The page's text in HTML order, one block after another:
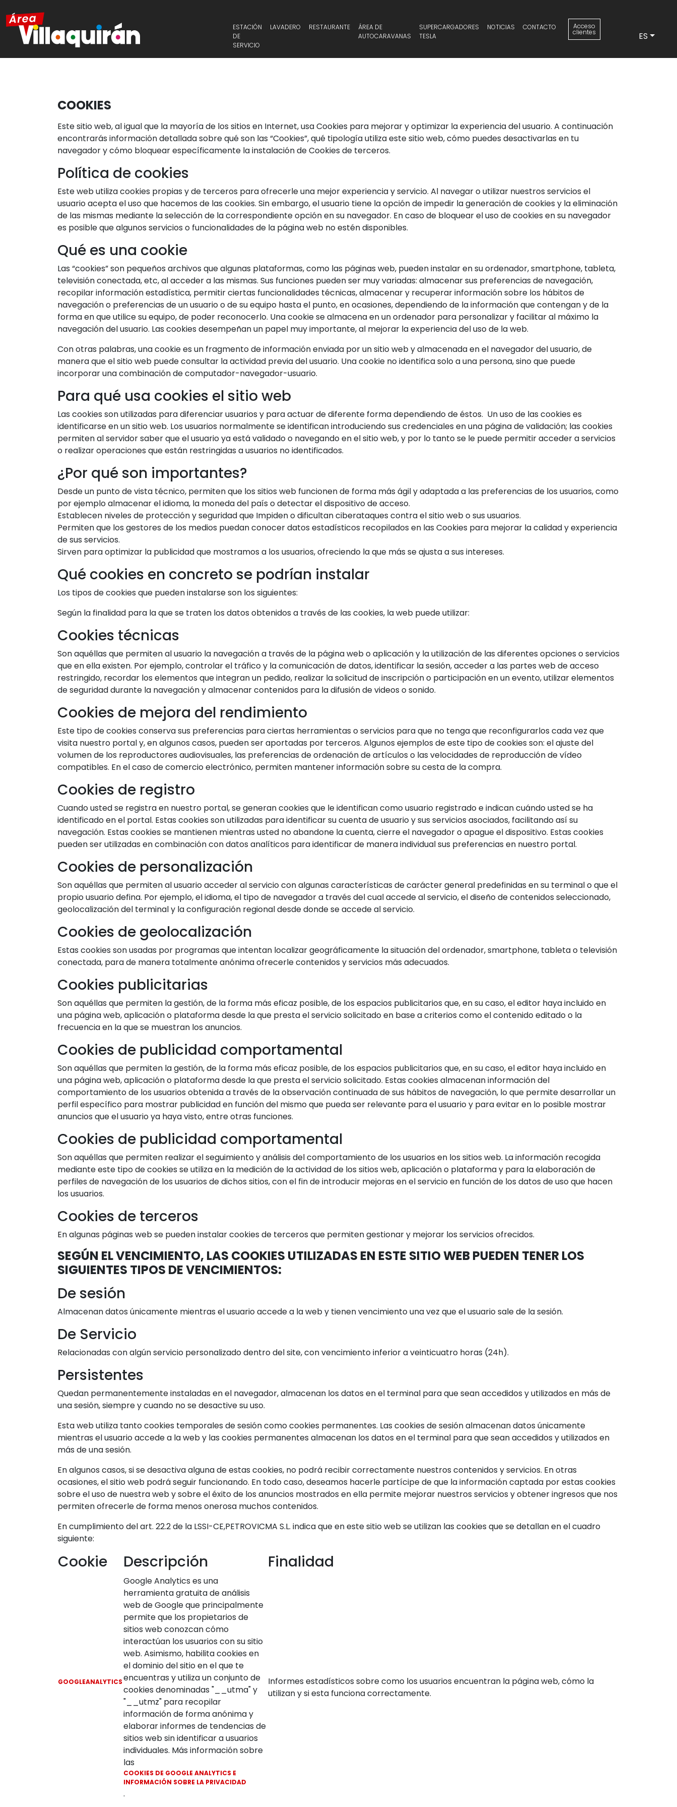
ESTACIÓN
DE
SERVICIO
LAVADERO RESTAURANTE
ÁREA DE
AUTOCARAVANAS
SUPERCARGADORES
TESLA
NOTICIAS CONTACTO Acceso
clientes ES
COOKIES
Este sitio web, al igual que la mayoría de los sitios en Internet, usa Cookies para mejorar y optimizar la experiencia del usuario. A continuación
encontrarás información detallada sobre qué son las “Cookies”, qué tipología utiliza este sitio web, cómo puedes desactivarlas en tu
navegador y cómo bloquear específicamente la instalación de Cookies de terceros.
Política de cookies
Este web utiliza cookies propias y de terceros para ofrecerle una mejor experiencia y servicio. Al navegar o utilizar nuestros servicios el
usuario acepta el uso que hacemos de las cookies. Sin embargo, el usuario tiene la opción de impedir la generación de cookies y la eliminación
de las mismas mediante la selección de la correspondiente opción en su navegador. En caso de bloquear el uso de cookies en su navegador
es posible que algunos servicios o funcionalidades de la página web no estén disponibles.
Qué es una cookie
Las “cookies” son pequeños archivos que algunas plataformas, como las páginas web, pueden instalar en su ordenador, smartphone, tableta,
televisión conectada, etc, al acceder a las mismas. Sus funciones pueden ser muy variadas: almacenar sus preferencias de navegación,
recopilar información estadística, permitir ciertas funcionalidades técnicas, almacenar y recuperar información sobre los hábitos de
navegación o preferencias de un usuario o de su equipo hasta el punto, en ocasiones, dependiendo de la información que contengan y de la
forma en que utilice su equipo, de poder reconocerlo. Una cookie se almacena en un ordenador para personalizar y facilitar al máximo la
navegación del usuario. Las cookies desempeñan un papel muy importante, al mejorar la experiencia del uso de la web.
Con otras palabras, una cookie es un fragmento de información enviada por un sitio web y almacenada en el navegador del usuario, de
manera que el sitio web puede consultar la actividad previa del usuario. Una cookie no identifica solo a una persona, sino que puede
incorporar una combinación de computador-navegador-usuario.
Para qué usa cookies el sitio web
Las cookies son utilizadas para diferenciar usuarios y para actuar de diferente forma dependiendo de éstos. Un uso de las cookies es
identificarse en un sitio web. Los usuarios normalmente se identifican introduciendo sus credenciales en una página de validación; las cookies
permiten al servidor saber que el usuario ya está validado o navegando en el sitio web, y por lo tanto se le puede permitir acceder a servicios
o realizar operaciones que están restringidas a usuarios no identificados.
¿Por qué son importantes?
Desde un punto de vista técnico, permiten que los sitios web funcionen de forma más ágil y adaptada a las preferencias de los usuarios, como
por ejemplo almacenar el idioma, la moneda del país o detectar el dispositivo de acceso.
Establecen niveles de protección y seguridad que Impiden o dificultan ciberataques contra el sitio web o sus usuarios.
Permiten que los gestores de los medios puedan conocer datos estadísticos recopilados en las Cookies para mejorar la calidad y experiencia
de sus servicios.
Sirven para optimizar la publicidad que mostramos a los usuarios, ofreciendo la que más se ajusta a sus intereses.
Qué cookies en concreto se podrían instalar
Los tipos de cookies que pueden instalarse son los siguientes:
Según la finalidad para la que se traten los datos obtenidos a través de las cookies, la web puede utilizar:
Cookies técnicas
Son aquéllas que permiten al usuario la navegación a través de la página web o aplicación y la utilización de las diferentes opciones o servicios
que en ella existen. Por ejemplo, controlar el tráfico y la comunicación de datos, identificar la sesión, acceder a las partes web de acceso
restringido, recordar los elementos que integran un pedido, realizar la solicitud de inscripción o participación en un evento, utilizar elementos
de seguridad durante la navegación y almacenar contenidos para la difusión de videos o sonido.
Cookies de mejora del rendimiento
Este tipo de cookies conserva sus preferencias para ciertas herramientas o servicios para que no tenga que reconfigurarlos cada vez que
visita nuestro portal y, en algunos casos, pueden ser aportadas por terceros. Algunos ejemplos de este tipo de cookies son: el ajuste del
volumen de los reproductores audiovisuales, las preferencias de ordenación de artículos o las velocidades de reproducción de vídeo
compatibles. En el caso de comercio electrónico, permiten mantener información sobre su cesta de la compra.
Cookies de registro
Cuando usted se registra en nuestro portal, se generan cookies que le identifican como usuario registrado e indican cuándo usted se ha
identificado en el portal. Estas cookies son utilizadas para identificar su cuenta de usuario y sus servicios asociados, facilitando así su
navegación. Estas cookies se mantienen mientras usted no abandone la cuenta, cierre el navegador o apague el dispositivo. Estas cookies
pueden ser utilizadas en combinación con datos analíticos para identificar de manera individual sus preferencias en nuestro portal.
Cookies de personalización
Son aquéllas que permiten al usuario acceder al servicio con algunas características de carácter general predefinidas en su terminal o que el
propio usuario defina. Por ejemplo, el idioma, el tipo de navegador a través del cual accede al servicio, el diseño de contenidos seleccionado,
geolocalización del terminal y la configuración regional desde donde se accede al servicio.
Cookies de geolocalización
Estas cookies son usadas por programas que intentan localizar geográficamente la situación del ordenador, smartphone, tableta o televisión
conectada, para de manera totalmente anónima ofrecerle contenidos y servicios más adecuados.
Cookies publicitarias
Son aquéllas que permiten la gestión, de la forma más eficaz posible, de los espacios publicitarios que, en su caso, el editor haya incluido en
una página web, aplicación o plataforma desde la que presta el servicio solicitado en base a criterios como el contenido editado o la
frecuencia en la que se muestran los anuncios.
Cookies de publicidad comportamental
Son aquéllas que permiten la gestión, de la forma más eficaz posible, de los espacios publicitarios que, en su caso, el editor haya incluido en
una página web, aplicación o plataforma desde la que presta el servicio solicitado. Estas cookies almacenan información del
comportamiento de los usuarios obtenida a través de la observación continuada de sus hábitos de navegación, lo que permite desarrollar un
perfil específico para mostrar publicidad en función del mismo que pueda ser relevante para el usuario y para evitar en lo posible mostrar
anuncios que el usuario ya haya visto, entre otras funciones.
Cookies de publicidad comportamental
Son aquéllas que permiten realizar el seguimiento y análisis del comportamiento de los usuarios en los sitios web. La información recogida
mediante este tipo de cookies se utiliza en la medición de la actividad de los sitios web, aplicación o plataforma y para la elaboración de
perfiles de navegación de los usuarios de dichos sitios, con el fin de introducir mejoras en el servicio en función de los datos de uso que hacen
los usuarios.
Cookies de terceros
En algunas páginas web se pueden instalar cookies de terceros que permiten gestionar y mejorar los servicios ofrecidos.
SEGÚN EL VENCIMIENTO, LAS COOKIES UTILIZADAS EN ESTE SITIO WEB PUEDEN TENER LOS
SIGUIENTES TIPOS DE VENCIMIENTOS:
De sesión
Almacenan datos únicamente mientras el usuario accede a la web y tienen vencimiento una vez que el usuario sale de la sesión.
De Servicio
Relacionadas con algún servicio personalizado dentro del site, con vencimiento inferior a veinticuatro horas (24h).
Persistentes
Quedan permanentemente instaladas en el navegador, almacenan los datos en el terminal para que sean accedidos y utilizados en más de
una sesión, siempre y cuando no se desactive su uso.
Esta web utiliza tanto cookies temporales de sesión como cookies permanentes. Las cookies de sesión almacenan datos únicamente
mientras el usuario accede a la web y las cookies permanentes almacenan los datos en el terminal para que sean accedidos y utilizados en
más de una sesión.
En algunos casos, si se desactiva alguna de estas cookies, no podrá recibir correctamente nuestros contenidos y servicios. En otras
ocasiones, el sitio web podrá seguir funcionando. En todo caso, deseamos hacerle partícipe de que la información captada por estas cookies
sobre el uso de nuestra web y sobre el éxito de los anuncios mostrados en ella permite mejorar nuestros servicios y obtener ingresos que nos
permiten ofrecerle de forma menos onerosa muchos contenidos.
En cumplimiento del art. 22.2 de la LSSI-CE,PETROVICMA S.L. indica que en este sitio web se utilizan las cookies que se detallan en el cuadro
siguiente:
Cookie Descripción Finalidad
GOOGLEANALYTICS
Google Analytics es una
herramienta gratuita de análisis
web de Google que principalmente
permite que los propietarios de
sitios web conozcan cómo
interactúan los usuarios con su sitio
web. Asimismo, habilita cookies en
el dominio del sitio en el que te
encuentras y utiliza un conjunto de
cookies denominadas "__utma" y
"__utmz" para recopilar
información de forma anónima y
elaborar informes de tendencias de
sitios web sin identificar a usuarios
individuales. Más información sobre
las
COOKIES DE GOOGLE ANALYTICS E
INFORMACIÓN SOBRE LA PRIVACIDAD
.
Informes estadísticos sobre como los usuarios encuentran la página web, cómo la
utilizan y si esta funciona correctamente.